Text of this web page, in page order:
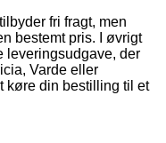
fri fragt, men
bestemt pris. I øvrigt
leveringsudgave, der
Varde eller
køre din bestilling til et